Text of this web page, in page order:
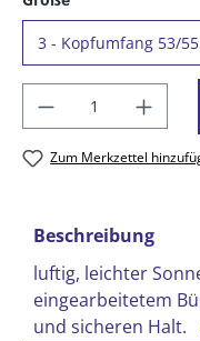
Produkt
Zum Merkzettel
Beschreibung
luftig, leichter
eingearbeitetem
und sicheren Halt.